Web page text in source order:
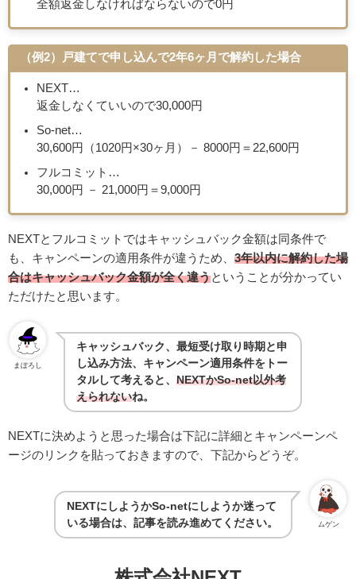
全額返金しなければならないので0円
（例2）戸建てで申し込んで2年6ヶ月で解約した場合
NEXT…
返金しなくていいので30,000円
So-net…
30,600円（1020円×30ヶ月）－ 8000円＝22,600円
フルコミット…
30,000円 － 21,000円＝9,000円
NEXTとフルコミットではキャッシュバック金額は同条件で
も、キャンペーンの適用条件が違うため、 3年以内に解約した場
合はキャッシュバック金額が全く違う ということが分かってい
ただけたと思います。
まぼろし
キャッシュバック、最短受け取り時期と申
し込み方法、キャンペーン適用条件をトー
タルして考えると、 NEXTかSo-net以外考
えられないね。
NEXTに決めようと思った場合は下記に詳細とキャンペーンペ
ージのリンクを貼っておきますので、下記からどうぞ。
ムゲン
NEXTにしようかSo-netにしようか迷って
いる場合は、記事を読み進めてください。